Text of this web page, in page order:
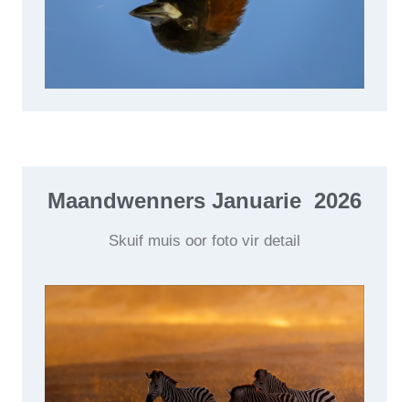
Maandwenners Januarie 2026
Skuif muis oor foto vir detail